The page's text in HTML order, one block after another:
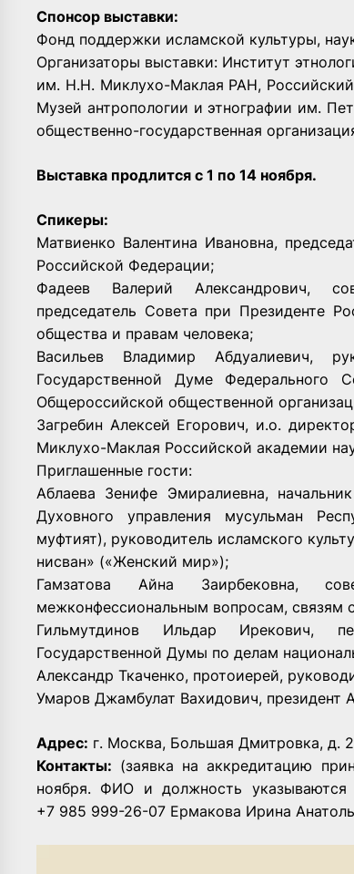
Спонсор выставки:
Фонд поддержки исламской культуры,
Организаторы выставки: Институт
им. Н.Н. Миклухо-Маклая РАН,
Музей антропологии и этнографии им.
общественно-государственная
Выставка продлится с 1 по 14 ноября.
Спикеры:
Матвиенко Валентина Ивановна,
Российской Федерации;
Фадеев Валерий Александрович,
председатель Совета при Президенте
общества и правам человека;
Васильев Владимир Абдуалиевич,
Государственной Думе Федерального
Общероссийской общественной
Загребин Алексей Егорович, и.о.
Миклухо-Маклая Российской академии
Приглашенные гости:
Аблаева Зенифе Эмиралиевна,
Духовного управления мусульман
муфтият), руководитель исламского
нисван» («Женский мир»);
Гамзатова Айна Заирбековна,
межконфессиональным вопросам,
Гильмутдинов Ильдар Ирекович,
Государственной Думы по делам
Александр Ткаченко, протоиерей,
Умаров Джамбулат Вахидович, президент
Адрес: г. Москва, Большая Дмитровка, д.
Контакты: (заявка на аккредитацию
ноября. ФИО и должность
+7 985 999-26-07 Ермакова Ирина